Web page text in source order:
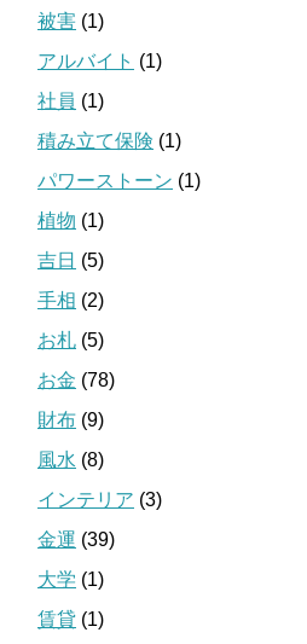
被害 (1)
アルバイト (1)
社員 (1)
積み立て保険 (1)
パワーストーン (1)
植物 (1)
吉日 (5)
手相 (2)
お札 (5)
お金 (78)
財布 (9)
風水 (8)
インテリア (3)
金運 (39)
大学 (1)
賃貸 (1)